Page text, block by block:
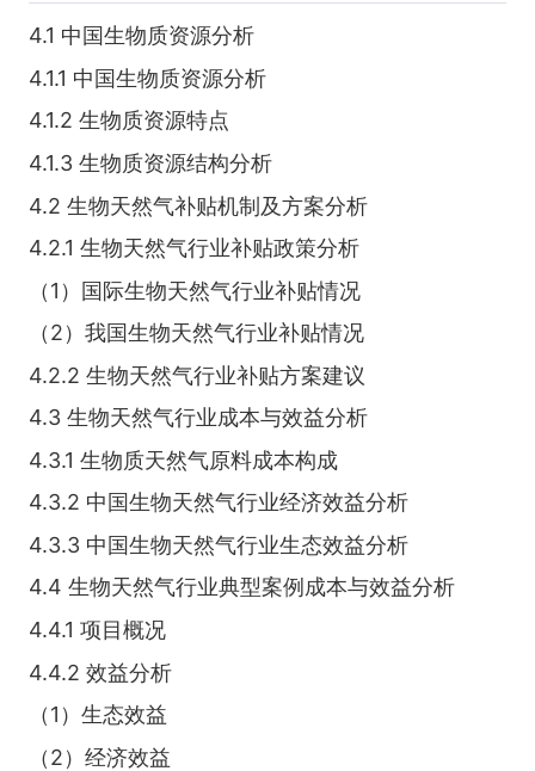
4.1 中国生物质资源分析
4.1.1 中国生物质资源分析
4.1.2 生物质资源特点
4.1.3 生物质资源结构分析
4.2 生物天然气补贴机制及方案分析
4.2.1 生物天然气行业补贴政策分析
（1）国际生物天然气行业补贴情况
（2）我国生物天然气行业补贴情况
4.2.2 生物天然气行业补贴方案建议
4.3 生物天然气行业成本与效益分析
4.3.1 生物质天然气原料成本构成
4.3.2 中国生物天然气行业经济效益分析
4.3.3 中国生物天然气行业生态效益分析
4.4 生物天然气行业典型案例成本与效益分析
4.4.1 项目概况
4.4.2 效益分析
（1）生态效益
（2）经济效益